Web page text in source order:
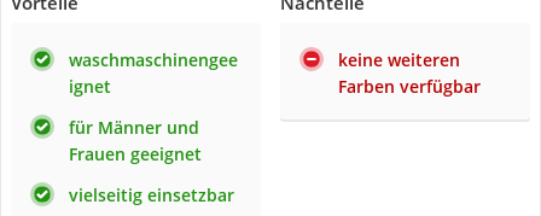
waschmaschinengee
ignet
für Männer und
Frauen geeignet
vielseitig einsetzbar
keine weiteren
Farben verfügbar